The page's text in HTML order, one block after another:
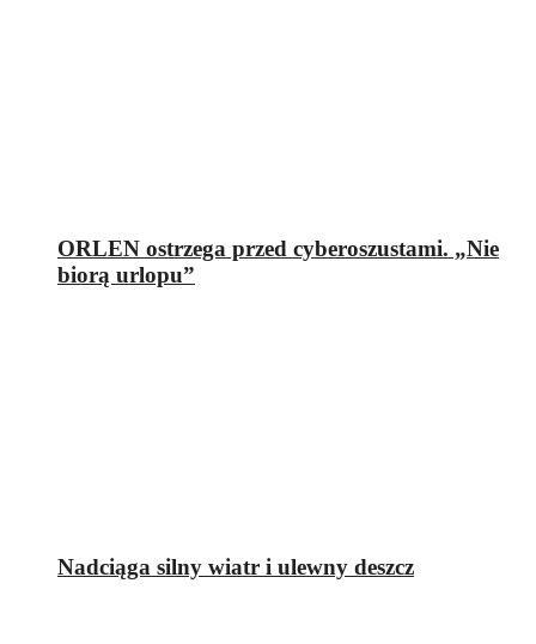
ORLEN ostrzega przed cyberoszustami. „Nie
biorą urlopu”
Nadciąga silny wiatr i ulewny deszcz